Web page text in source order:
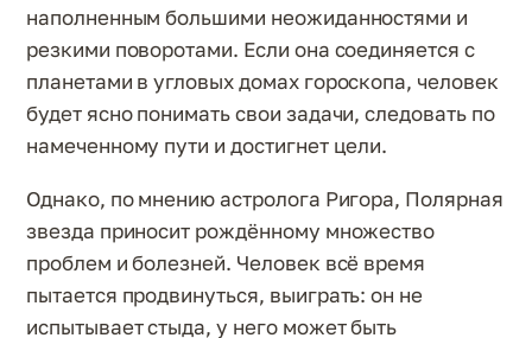
наполненным большими неожиданностями и
резкими поворотами. Если она соединяется с
планетами в угловых домах гороскопа, человек
будет ясно понимать свои задачи, следовать по
намеченному пути и достигнет цели.
Однако, по мнению астролога Ригора, Полярная
звезда приносит рождённому множество
проблем и болезней. Человек всё время
пытается продвинуться, выиграть: он не
испытывает стыда, у него может быть